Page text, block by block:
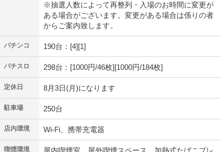
※抽選人数によって再整列・入場のお時間に変更が
ある場合がございます。変更がある場合は係りの者
からご案内致します。
パチンコ 190台：[4][1]
パチスロ 298台：[1000円/46枚][1000円/184枚]
定休日 8月3日(月)になります
駐車場 250台
店内環境 Wi-Fi、携帯充電器
喫煙環境
屋内喫煙室、屋外喫煙スペース、加熱式たばこプレ